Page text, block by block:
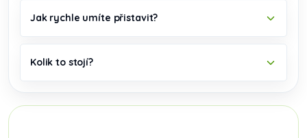
Jak rychle umíte přistavit?
Kolik to stojí?